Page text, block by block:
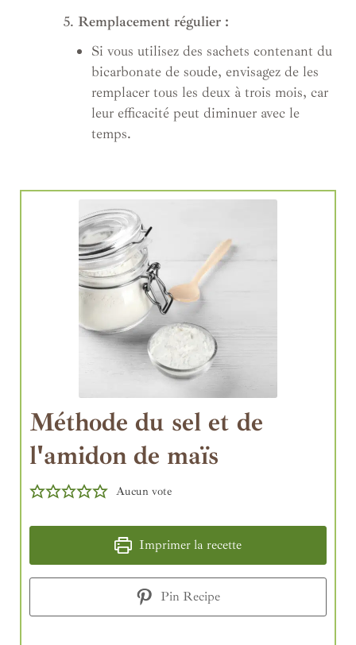
5. Remplacement régulier :
Si vous utilisez des sachets contenant du
bicarbonate de soude, envisagez de les
remplacer tous les deux à trois mois, car
leur efficacité peut diminuer avec le
temps.
Méthode du sel et de
l'amidon de maïs
Aucun vote
Imprimer la recette
Pin Recipe